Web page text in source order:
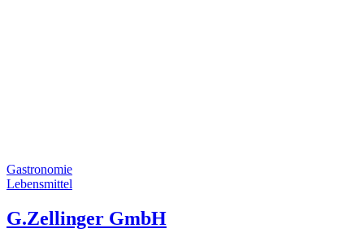
Gastronomie
Lebensmittel
G.Zellinger GmbH